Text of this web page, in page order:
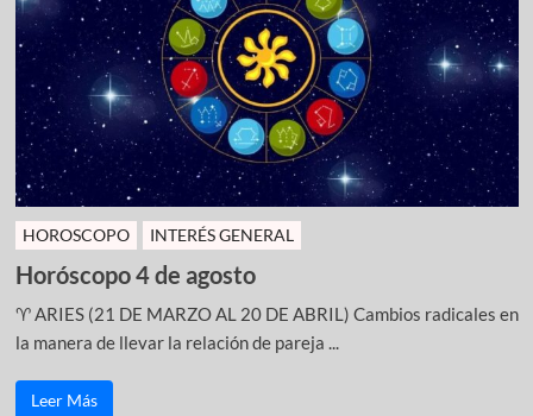
HOROSCOPO INTERÉS GENERAL
Horóscopo 4 de agosto
♈ ARIES (21 DE MARZO AL 20 DE ABRIL) Cambios radicales en
la manera de llevar la relación de pareja ...
Leer Más